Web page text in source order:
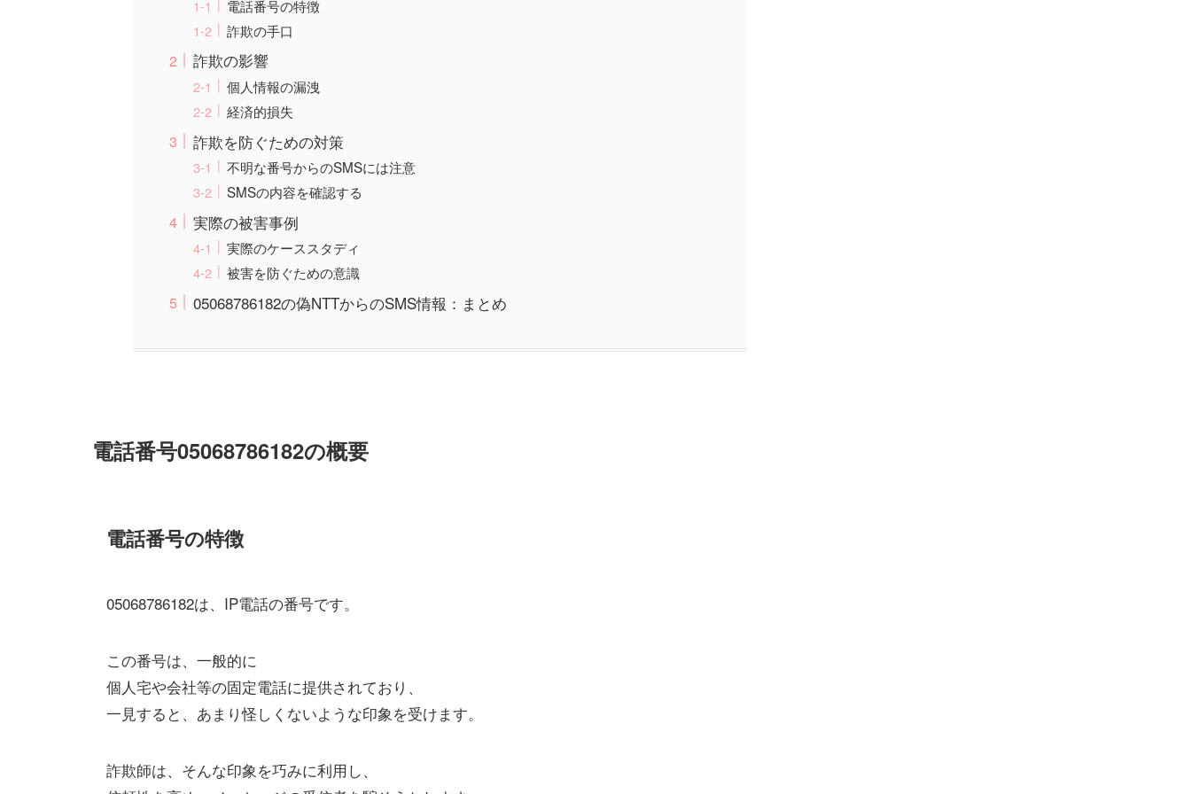
電話番号の特徴
詐欺の手口
詐欺の影響
個人情報の漏洩
経済的損失
詐欺を防ぐための対策
不明な番号からのSMSには注意
SMSの内容を確認する
実際の被害事例
実際のケーススタディ
被害を防ぐための意識
05068786182の偽NTTからのSMS情報：まとめ
電話番号05068786182の概要
電話番号の特徴
05068786182は、IP電話の番号です。
この番号は、一般的に
個人宅や会社等の固定電話に提供されており、
一見すると、あまり怪しくないような印象を受けます。
詐欺師は、そんな印象を巧みに利用し、